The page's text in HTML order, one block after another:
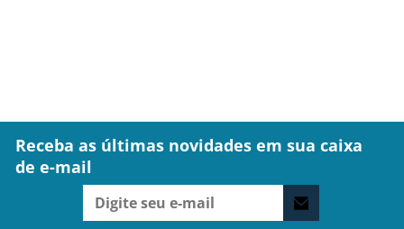
Receba as últimas novidades em sua caixa
de e-mail